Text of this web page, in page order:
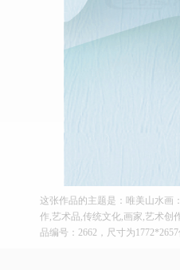
这张作品的主题是：唯美山水画
作,艺术品,传统文化,画家,艺术创
品编号：2662，尺寸为